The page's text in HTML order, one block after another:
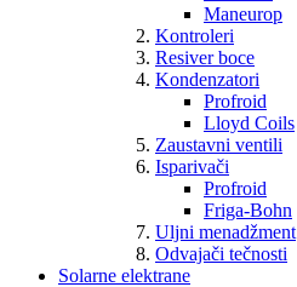
Maneurop
Kontroleri
Resiver boce
Kondenzatori
Profroid
Lloyd Coils
Zaustavni ventili
Isparivači
Profroid
Friga-Bohn
Uljni menadžment
Odvajači tečnosti
Solarne elektrane